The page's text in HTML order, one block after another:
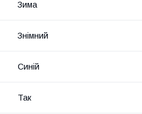
Зима
Знімний
Синій
Так